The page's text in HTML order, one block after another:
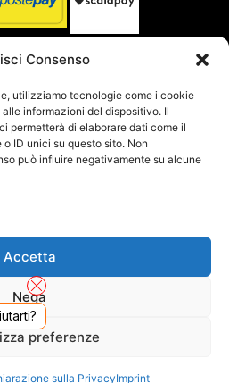
Consenso
utilizziamo tecnologie come i cookie
informazioni del dispositivo. Il
permetterà di elaborare dati come il
ID unici su questo sito. Non
può influire negativamente su alcune
Accetta
Nega
preferenze
sulla PrivacyImprint
DA
Forlanini 23 - 20134 Milano (MI) - Italy